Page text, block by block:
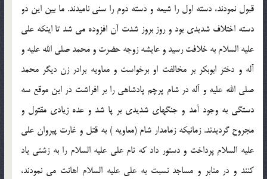
قبول نمودند، دسته اول را شيعه و دسته دوم را سنى ناميدند. ما بين اين دو
دسته اختلاف شديدى بود و روز بروز شدت آن افزوده مى شد تا اينكه على
عليه السلام به خلافت رسيد و عايشه زوجه حضرت و محمد صلى الله عليه و
آله و دختر ابوبكر بر مخالفت او برخواست و معاويه برادر زن ديگر محمد
صلى الله عليه و آله در شام پرچم پادشاهى را بر افراشت در اين موقع سه
دستگى به وجود آمد و جنگهاى شديدى بر پا شد و عده زيادى مقتول و
مجروح گرديدند. زمانيكه زمامدار شام (معاويه ) به قتل و غارت پيروان على
عليه السلام پرداخت و دستور داد كه نام على عليه السلام را به زشتى ياد
كنند و در منابر و مساجد نسبت به على عليه السلام اهانت مى نمودند،